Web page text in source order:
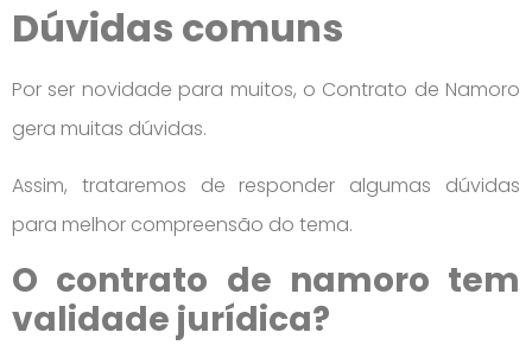
Dúvidas comuns
Por ser novidade para muitos, o Contrato de Namoro
gera muitas dúvidas.
Assim, trataremos de responder algumas dúvidas
para melhor compreensão do tema.
O contrato de namoro tem
validade jurídica?